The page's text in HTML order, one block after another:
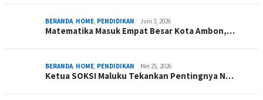
BERANDA, HOME, PENDIDIKAN Juni 3, 2026
Matematika Masuk Empat Besar Kota Ambon,…
BERANDA, HOME, PENDIDIKAN Mei 25, 2026
Ketua SOKSI Maluku Tekankan Pentingnya N…